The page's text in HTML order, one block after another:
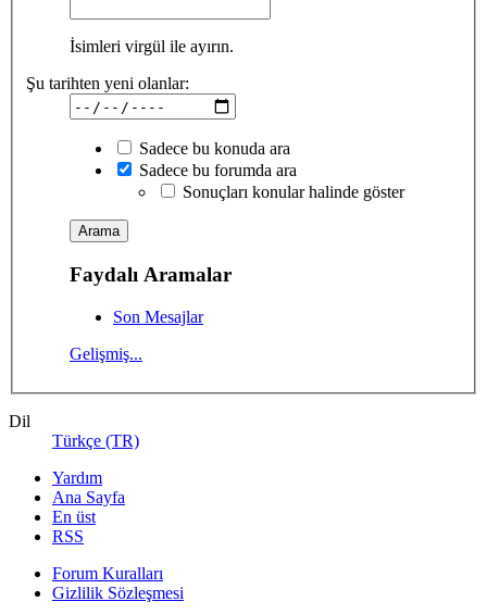
İsimleri virgül ile ayırın.
Şu tarihten yeni olanlar:
Sadece bu konuda ara
Sadece bu forumda ara
Sonuçları konular halinde göster
Faydalı Aramalar
Son Mesajlar
Gelişmiş...
Dil
Türkçe (TR)
Yardım
Ana Sayfa
En üst
RSS
Forum Kuralları
Gizlilik Sözleşmesi